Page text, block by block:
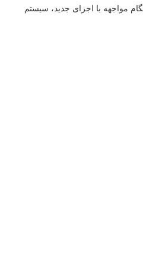
حال گسترش است. هنگام مواجهه با اجزای جدید، سیستم